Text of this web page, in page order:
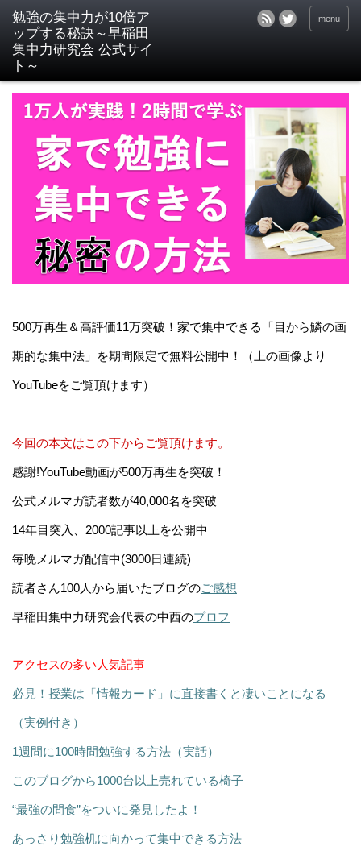
menu
500万再生＆高評価11万突破！家で集中できる「目から鱗の画
期的な集中法」を期間限定で無料公開中！（上の画像より
YouTubeをご覧頂けます）
今回の本文はこの下からご覧頂けます。
感謝!YouTube動画が500万再生を突破！
公式メルマガ読者数が40,000名を突破
14年目突入、2000記事以上を公開中
毎晩メルマガ配信中(3000日連続)
読者さん100人から届いたブログのご感想
早稲田集中力研究会代表の中西のプロフ
アクセスの多い人気記事
必見！授業は「情報カード」に直接書くと凄いことになる
（実例付き）
1週間に100時間勉強する方法（実話）
このブログから1000台以上売れている椅子
“最強の間食”をついに発見したよ！
あっさり勉強机に向かって集中できる方法